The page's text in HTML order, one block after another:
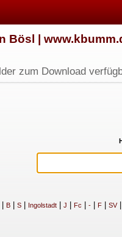
Bösl |
zum Download
B| S| Ingolstadt| J Fc -| F| SV|